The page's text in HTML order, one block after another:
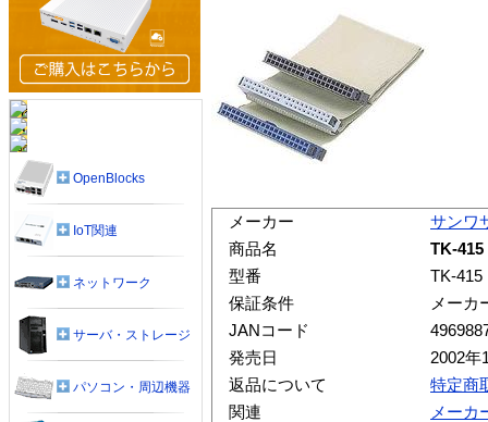
メーカー
サンワ
商品名
TK-415
型番
TK-415
保証条件
メーカ
JANコード
発売日
2002年
返品について
特定商
関連
メーカ
OpenBlocks
IoT関連
ネットワーク
サーバ・ストレージ
パソコン・周辺機器